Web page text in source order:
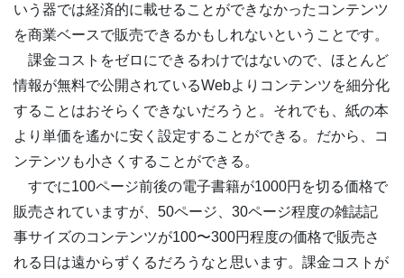
いう器では経済的に載せることができなかったコンテンツ
を商業ベースで販売できるかもしれないということです。
課金コストをゼロにできるわけではないので、ほとんど
情報が無料で公開されているWebよりコンテンツを細分化
することはおそらくできないだろうと。それでも、紙の本
より単価を遙かに安く設定することができる。だから、コ
ンテンツも小さくすることができる。
すでに100ページ前後の電子書籍が1000円を切る価格で
販売されていますが、50ページ、30ページ程度の雑誌記
事サイズのコンテンツが100〜300円程度の価格で販売さ
れる日は遠からずくるだろうなと思います。課金コストが